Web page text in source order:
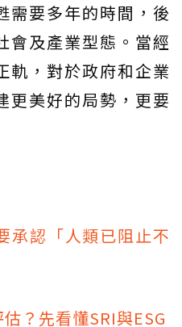
需要多年的時間，後
會及產業型態。當經
軌，對於政府和企業
更美好的局勢，更要
承認「人類已阻止不
？先看懂SRI與ESG